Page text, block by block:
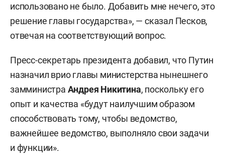
использовано не было. Добавить мне нечего, это
решение главы государства», — сказал Песков,
отвечая на соответствующий вопрос.
Пресс-секретарь президента добавил, что Путин
назначил врио главы министерства нынешнего
замминистра Андрея Никитина, поскольку его
опыт и качества «будут наилучшим образом
способствовать тому, чтобы ведомство,
важнейшее ведомство, выполняло свои задачи
и функции».